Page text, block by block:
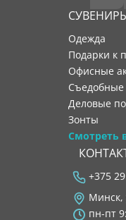
Одежда
Подарки к
Офисные
Деловые
Зонты
Смотреть
+375
Минск,
пн-пт